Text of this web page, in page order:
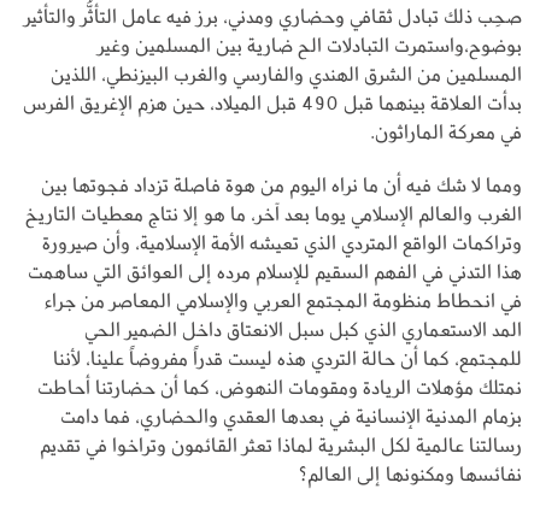
صحِب ذلك تبادل ثقافي وحضاري ومدني، برز فيه عامل التأثُّر والتأثير
بوضوح،واستمرت التبادلات الح ضارية بين المسلمين وغير
المسلمين من الشرق الهندي والفارسي والغرب البيزنطي، اللذين
بدأت العلاقة بينهما قبل 490 قبل الميلاد، حين هزم الإغريق الفرس
في معركة الماراثون.
ومما لا شك فيه أن ما نراه اليوم من هوة فاصلة تزداد فجوتها بين
الغرب والعالم الإسلامي يوما بعد آخر، ما هو إلا نتاج معطيات التاريخ
وتراكمات الواقع المتردي الذي تعيشه الأمة الإسلامية، وأن صيرورة
هذا التدني في الفهم السقيم للإسلام مرده إلى العوائق التي ساهمت
في انحطاط منظومة المجتمع العربي والإسلامي المعاصر من جراء
المد الاستعماري الذي كبل سبل الانعتاق داخل الضمير الحي
للمجتمع، كما أن حالة التردي هذه ليست قدراً مفروضاً علينا، لأننا
نمتلك مؤهلات الريادة ومقومات النهوض، كما أن حضارتنا أحاطت
بزمام المدنية الإنسانية في بعدها العقدي والحضاري، فما دامت
رسالتنا عالمية لكل البشرية لماذا تعثر القائمون وتراخوا في تقديم
نفائسها ومكنونها إلى العالم؟